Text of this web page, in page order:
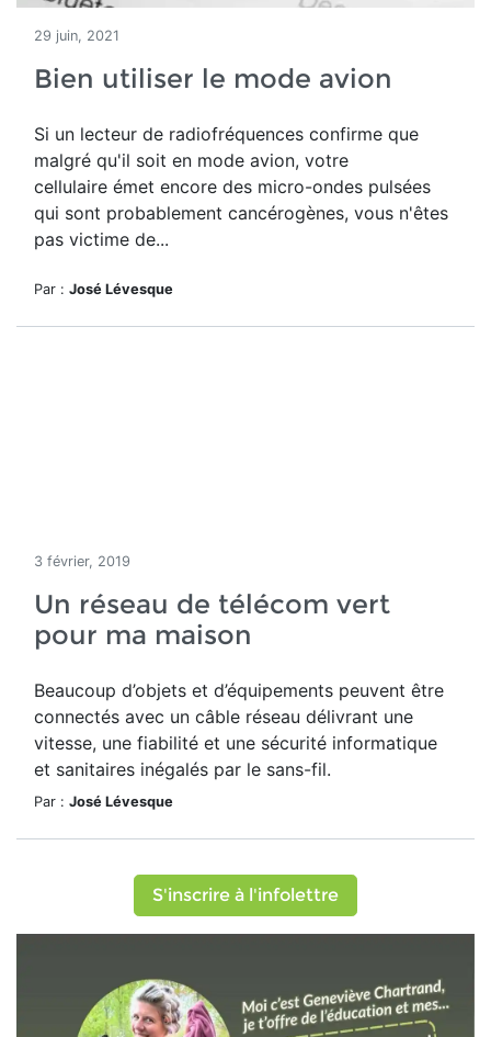
29 juin, 2021
Bien utiliser le mode avion
Si un lecteur de radiofréquences confirme que
malgré qu'il soit en mode avion, votre
cellulaire émet encore des micro-ondes pulsées
qui sont probablement cancérogènes, vous n'êtes
pas victime de...
Par : José Lévesque
3 février, 2019
Un réseau de télécom vert
pour ma maison
Beaucoup d’objets et d’équipements peuvent être
connectés avec un câble réseau délivrant une
vitesse, une fiabilité et une sécurité informatique
et sanitaires inégalés par le sans-fil.
Par : José Lévesque
S'inscrire à l'infolettre